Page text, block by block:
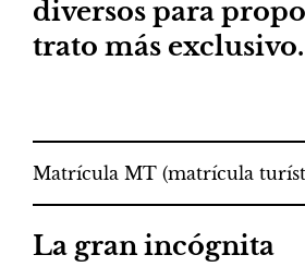
diversos para
trato más exclusivo.
Matrícula MT (matrícula
La gran incógnita